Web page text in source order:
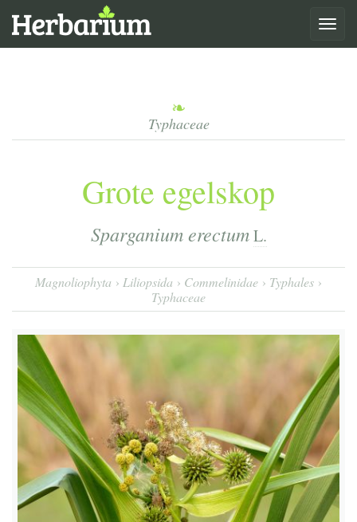
Toggle
Typhaceae
Grote egelskop
Sparganium erectum L.
Magnoliophyta Liliopsida Commelinidae
Typhales
Typhaceae